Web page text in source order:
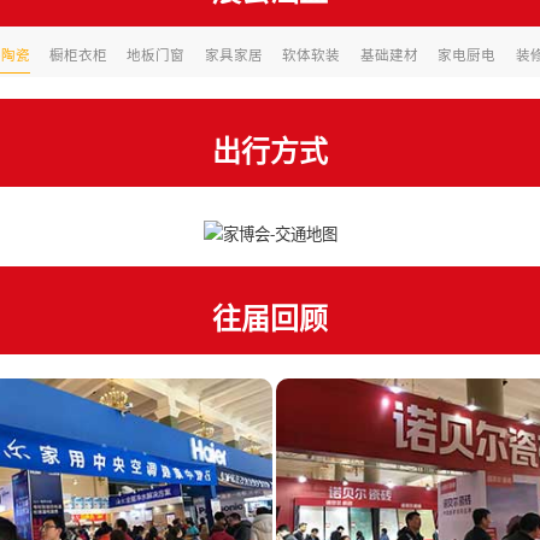
瓷 橱柜衣柜 地板门窗 家具家居 软体软装 基础建材 家电厨电 装
出行方式
往届回顾